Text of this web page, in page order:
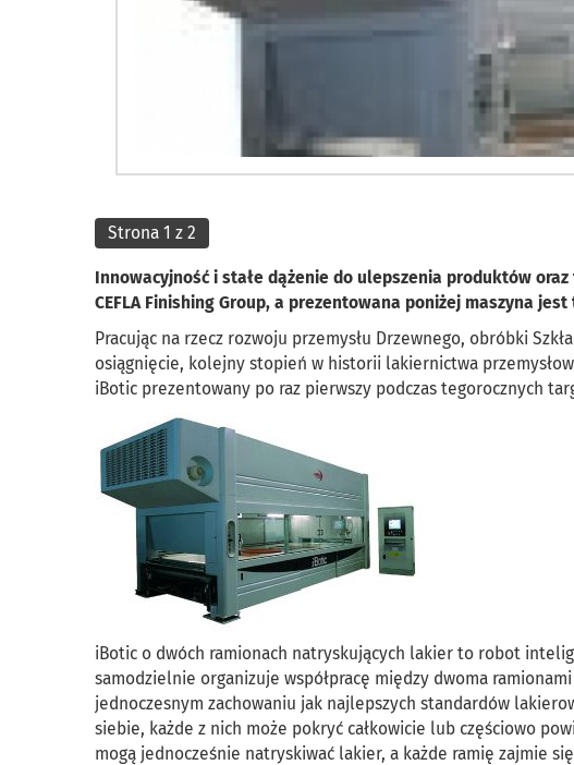
Strona 1 z 2
Innowacyjność i stałe dążenie do ulepszenia produktów
CEFLA Finishing Group, a prezentowana poniżej maszyna
Pracując na rzecz rozwoju przemysłu Drzewnego, obróbki
osiągnięcie, kolejny stopień w historii lakiernictwa
iBotic prezentowany po raz pierwszy podczas tegorocznych
iBotic o dwóch ramionach natryskujących lakier to robot
samodzielnie organizuje współpracę między dwoma
jednoczesnym zachowaniu jak najlepszych standardów
siebie, każde z nich może pokryć całkowicie lub częściowo
mogą jednocześnie natryskiwać lakier, a każde ramię zajmie